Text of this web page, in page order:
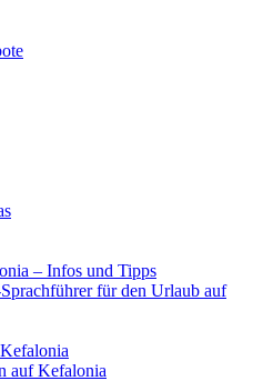
– Infos und Tipps
für den Urlaub auf
auf Kefalonia